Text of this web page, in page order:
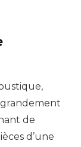
de
d’une